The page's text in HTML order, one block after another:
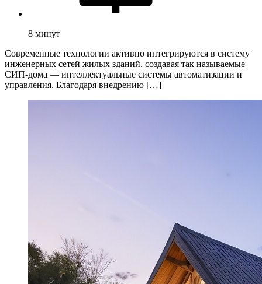
8 минут
Современные технологии активно интегрируются в систему
инженерных сетей жилых зданий, создавая так называемые
СИП-дома — интеллектуальные системы автоматизации и
управления. Благодаря внедрению […]